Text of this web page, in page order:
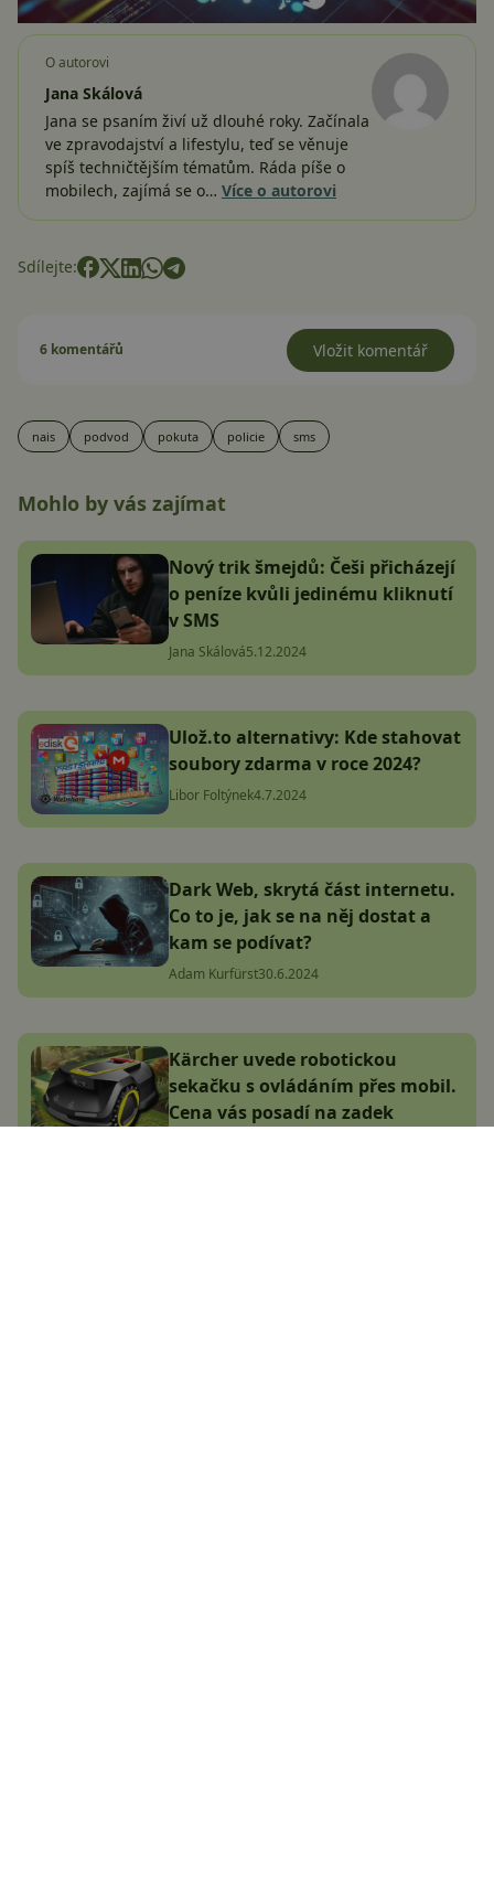
O autorovi
Jana Skálová
Jana se psaním živí už dlouhé roky. Začínala
ve zpravodajství a lifestylu, teď se věnuje
spíš techničtějším tématům. Ráda píše o
mobilech, zajímá se o… Více o autorovi
Sdílejte:
6 komentářů Vložit komentář
nais podvod pokuta policie sms
Mohlo by vás zajímat
Nový trik šmejdů: Češi přicházejí
o peníze kvůli jedinému kliknutí
v SMS
Jana Skálová5.12.2024
Ulož.to alternativy: Kde stahovat
soubory zdarma v roce 2024?
Libor Foltýnek4.7.2024
Dark Web, skrytá část internetu.
Co to je, jak se na něj dostat a
kam se podívat?
Adam Kurfürst30.6.2024
Kärcher uvede robotickou
sekačku s ovládáním přes mobil.
Cena vás posadí na zadek